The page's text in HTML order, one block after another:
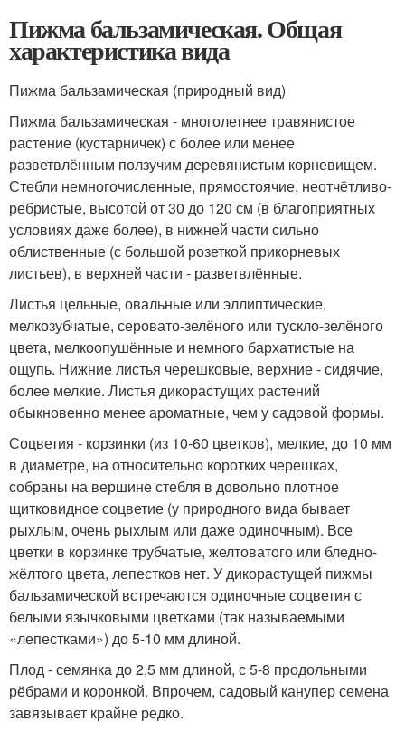
Пижма бальзамическая. Общая
характеристика вида
Пижма бальзамическая (природный вид)
Пижма бальзамическая - многолетнее травянистое
растение (кустарничек) с более или менее
разветвлённым ползучим деревянистым корневищем.
Стебли немногочисленные, прямостоячие, неотчётливо-
ребристые, высотой от 30 до 120 см (в благоприятных
условиях даже более), в нижней части сильно
облиственные (с большой розеткой прикорневых
листьев), в верхней части - разветвлённые.
Листья цельные, овальные или эллиптические,
мелкозубчатые, серовато-зелёного или тускло-зелёного
цвета, мелкоопушённые и немного бархатистые на
ощупь. Нижние листья черешковые, верхние - сидячие,
более мелкие. Листья дикорастущих растений
обыкновенно менее ароматные, чем у садовой формы.
Соцветия - корзинки (из 10-60 цветков), мелкие, до 10 мм
в диаметре, на относительно коротких черешках,
собраны на вершине стебля в довольно плотное
щитковидное соцветие (у природного вида бывает
рыхлым, очень рыхлым или даже одиночным). Все
цветки в корзинке трубчатые, желтоватого или бледно-
жёлтого цвета, лепестков нет. У дикорастущей пижмы
бальзамической встречаются одиночные соцветия с
белыми язычковыми цветками (так называемыми
«лепестками») до 5-10 мм длиной.
Плод - семянка до 2,5 мм длиной, с 5-8 продольными
рёбрами и коронкой. Впрочем, садовый канупер семена
завязывает крайне редко.